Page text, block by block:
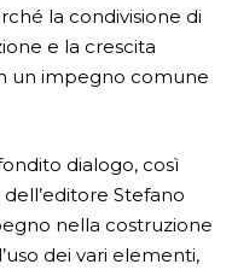
la condivisione di
e la crescita
un impegno comune
dialogo, così
Stefano
nella costruzione
dei vari elementi,